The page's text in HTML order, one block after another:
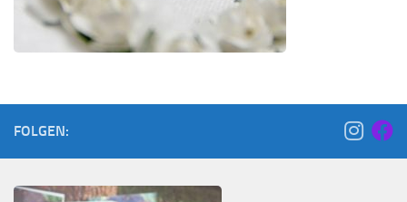
FOLGEN: